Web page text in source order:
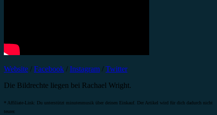
Website / Facebook / Instagram / Twitter
Die Bildrechte liegen bei Rachael Wright.
* Affiliate-Link: Du unterstützt minutenmusik über deinen Einkauf. Der Artikel wird für dich dadurch nicht
teurer.